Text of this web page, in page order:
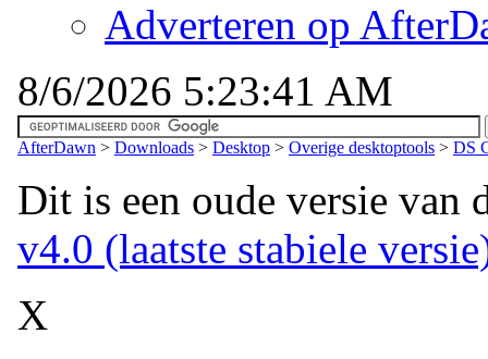
Adverteren op
8/6/2026 5:23:41 AM
AfterDawn > Downloads > Desktop > Overige desktoptools > DS
Dit is een oude versie van
v4.0 (laatste stabiele
X